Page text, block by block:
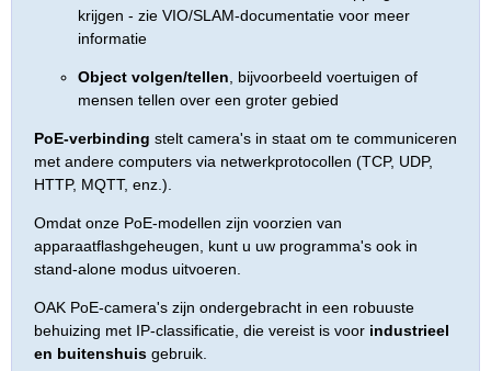
krijgen - zie VIO/SLAM-documentatie voor meer
informatie
Object volgen/tellen , bijvoorbeeld voertuigen of
mensen tellen over een groter gebied
PoE-verbinding stelt camera's in staat om te communiceren
met andere computers via netwerkprotocollen (TCP, UDP,
HTTP, MQTT, enz.).
Omdat onze PoE-modellen zijn voorzien van
apparaatflashgeheugen, kunt u uw programma's ook in
stand-alone modus uitvoeren.
OAK PoE-camera's zijn ondergebracht in een robuuste
behuizing met IP-classificatie, die vereist is voor industrieel
en buitenshuis gebruik.